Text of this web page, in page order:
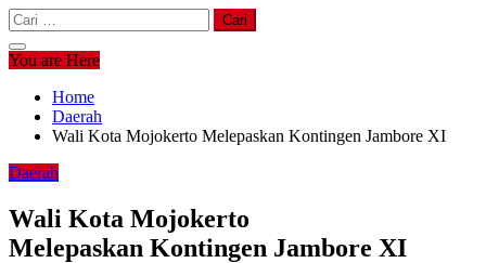
Cari
untuk:
You are Here
Home
Daerah
Wali Kota Mojokerto Melepaskan Kontingen Jambore XI
Daerah
Wali Kota Mojokerto
Melepaskan Kontingen Jambore XI